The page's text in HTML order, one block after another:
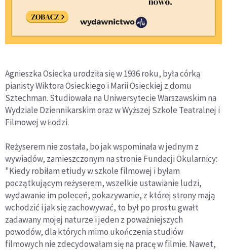
Agnieszka Osiecka urodziła się w 1936 roku, była córką
pianisty Wiktora Osieckiego i Marii Osieckiej z domu
Sztechman. Studiowała na Uniwersytecie Warszawskim na
Wydziale Dziennikarskim oraz w Wyższej Szkole Teatralnej i
Filmowej w Łodzi.
Reżyserem nie została, bo jak wspominała w jednym z
wywiadów, zamieszczonym na stronie Fundacji Okularnicy:
"Kiedy robiłam etiudy w szkole filmowej i byłam
początkującym reżyserem, wszelkie ustawianie ludzi,
wydawanie im poleceń, pokazywanie, z której strony mają
wchodzić i jak się zachowywać, to był po prostu gwałt
zadawany mojej naturze i jeden z poważniejszych
powodów, dla których mimo ukończenia studiów
filmowych nie zdecydowałam się na pracę w filmie. Nawet,